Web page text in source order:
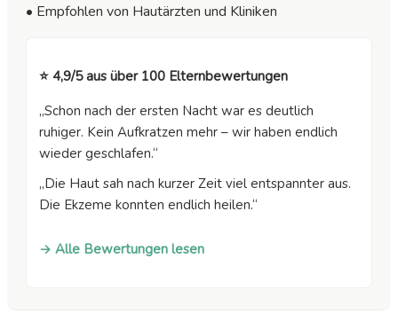
• Empfohlen von Hautärzten und Kliniken
⭐ 4,9/5 aus über 100 Elternbewertungen
„Schon nach der ersten Nacht war es deutlich
ruhiger. Kein Aufkratzen mehr – wir haben endlich
wieder geschlafen.“
„Die Haut sah nach kurzer Zeit viel entspannter aus.
Die Ekzeme konnten endlich heilen.“
→ Alle Bewertungen lesen